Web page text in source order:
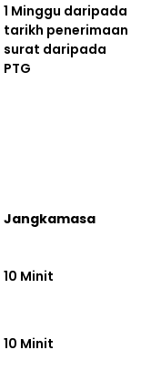
1 Minggu daripada
tarikh penerimaan
surat daripada
PTG
Jangkamasa
10 Minit
10 Minit